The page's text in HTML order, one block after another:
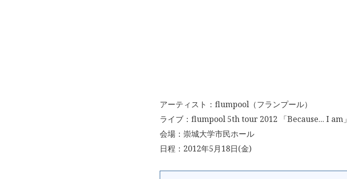
アーティスト：flumpool（フランプール）
ライブ：flumpool 5th tour 2012 「Because... I am」
会場：崇城大学市民ホール
日程：2012年5月18日(金)